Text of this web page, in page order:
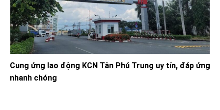
Cung ứng lao động KCN Tân Phú Trung uy tín, đáp ứng
nhanh chóng